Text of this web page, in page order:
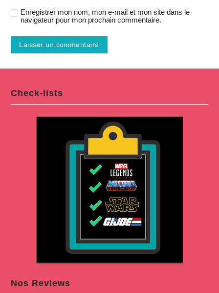
Enregistrer mon nom, mon e-mail et mon site dans le
navigateur pour mon prochain commentaire.
Check-lists
Nos Reviews